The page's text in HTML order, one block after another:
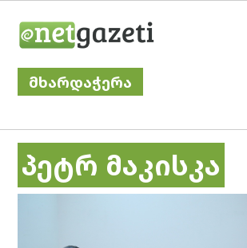
მხარდაჭერა
პეტრ მაკისკა